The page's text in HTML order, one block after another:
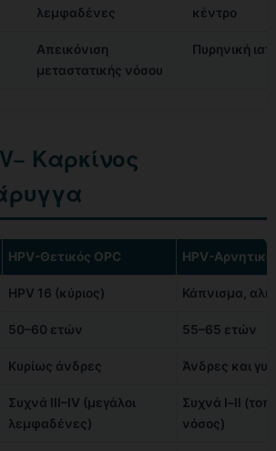
λεμφαδένες
κέντρο
Απεικόνιση
μεταστατικής νόσου
Πυρηνική
Καρκίνος
HPV-Θετικός OPC HPV-
HPV 16 (κύριος) Κάπνισμα,
50–60 ετών 55–65 ετών
Κυρίως άνδρες Άνδρες και
Συχνά III–IV (μεγάλοι
λεμφαδένες)
Συχνά Ι–ΙΙ
νόσος)